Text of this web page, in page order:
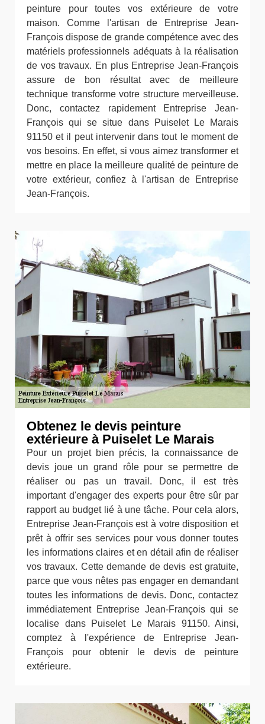
peinture pour toutes vos extérieure de votre
maison. Comme l'artisan de Entreprise Jean-
François dispose de grande compétence avec des
matériels professionnels adéquats à la réalisation
de vos travaux. En plus Entreprise Jean-François
assure de bon résultat avec de meilleure
technique transforme votre structure merveilleuse.
Donc, contactez rapidement Entreprise Jean-
François qui se situe dans Puiselet Le Marais
91150 et il peut intervenir dans tout le moment de
vos besoins. En effet, si vous aimez transformer et
mettre en place la meilleure qualité de peinture de
votre extérieur, confiez à l'artisan de Entreprise
Jean-François.
Obtenez le devis peinture
extérieure à Puiselet Le Marais
Pour un projet bien précis, la connaissance de
devis joue un grand rôle pour se permettre de
réaliser ou pas un travail. Donc, il est très
important d'engager des experts pour être sûr par
rapport au budget lié à une tâche. Pour cela alors,
Entreprise Jean-François est à votre disposition et
prêt à offrir ses services pour vous donner toutes
les informations claires et en détail afin de réaliser
vos travaux. Cette demande de devis est gratuite,
parce que vous nêtes pas engager en demandant
toutes les informations de devis. Donc, contactez
immédiatement Entreprise Jean-François qui se
localise dans Puiselet Le Marais 91150. Ainsi,
comptez à l'expérience de Entreprise Jean-
François pour obtenir le devis de peinture
extérieure.